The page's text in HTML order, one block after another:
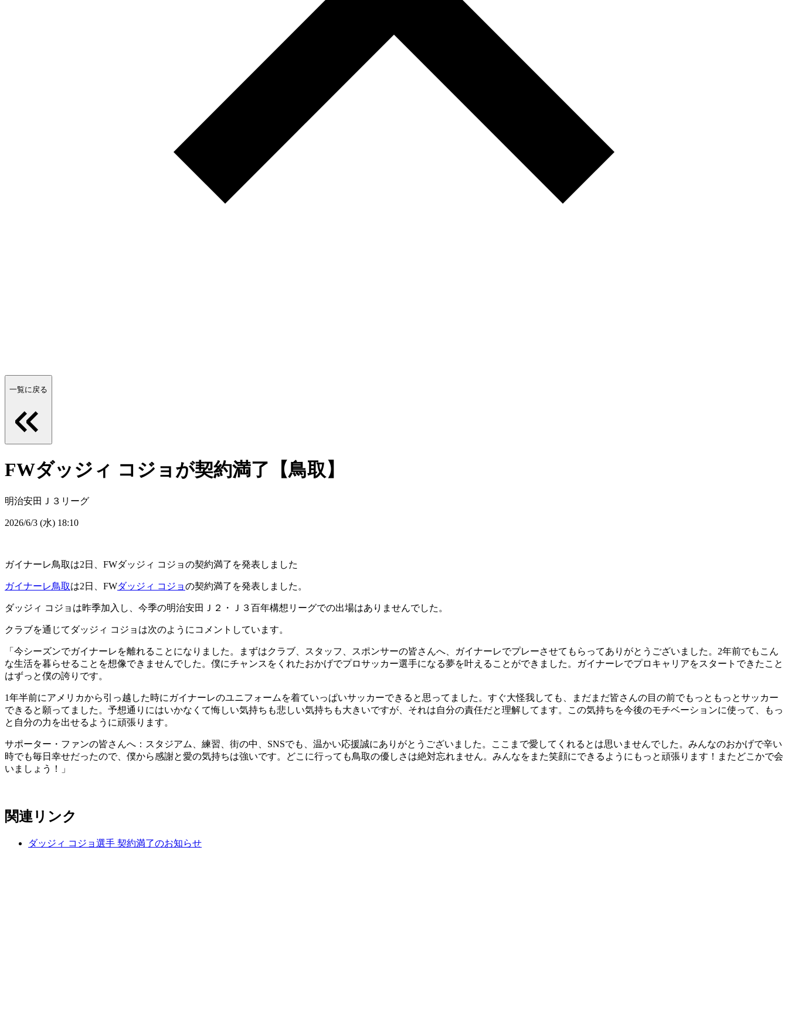
一覧に戻る
FWダッジィ コジョが契約満了【鳥取】
明治安田Ｊ３リーグ
2026/6/3 (水) 18:10
ガイナーレ鳥取は2日、FWダッジィ コジョの契約満了を発表しました
ガイナーレ鳥取は2日、FWダッジィ コジョの契約満了を発表しました。
ダッジィ コジョは昨季加入し、今季の明治安田Ｊ２・Ｊ３百年構想リーグでの出場はありませんでした。
クラブを通じてダッジィ コジョは次のようにコメントしています。
「今シーズンでガイナーレを離れることになりました。まずはクラブ、スタッフ、スポンサーの皆さんへ、ガイナーレでプレーさせてもらってありがとうございました。2年前でもこん
な生活を暮らせることを想像できませんでした。僕にチャンスをくれたおかげでプロサッカー選手になる夢を叶えることができました。ガイナーレでプロキャリアをスタートできたこと
はずっと僕の誇りです。
1年半前にアメリカから引っ越した時にガイナーレのユニフォームを着ていっぱいサッカーできると思ってました。すぐ大怪我しても、まだまだ皆さんの目の前でもっともっとサッカー
できると願ってました。予想通りにはいかなくて悔しい気持ちも悲しい気持ちも大きいですが、それは自分の責任だと理解してます。この気持ちを今後のモチベーションに使って、もっ
と自分の力を出せるように頑張ります。
サポーター・ファンの皆さんへ：スタジアム、練習、街の中、SNSでも、温かい応援誠にありがとうございました。ここまで愛してくれるとは思いませんでした。みんなのおかげで辛い
時でも毎日幸せだったので、僕から感謝と愛の気持ちは強いです。どこに行っても鳥取の優しさは絶対忘れません。みんなをまた笑顔にできるようにもっと頑張ります！またどこかで会
いましょう！」
関連リンク
ダッジィ コジョ選手 契約満了のお知らせ